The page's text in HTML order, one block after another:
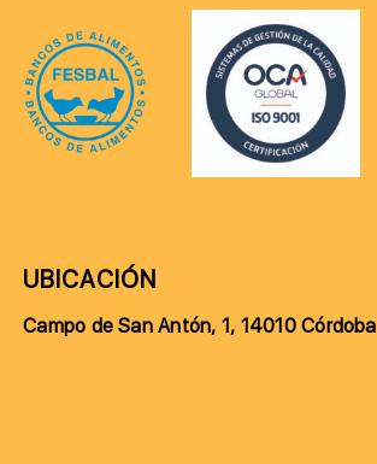
UBICACIÓN
Campo de San Antón, 1, 14010 Córdoba